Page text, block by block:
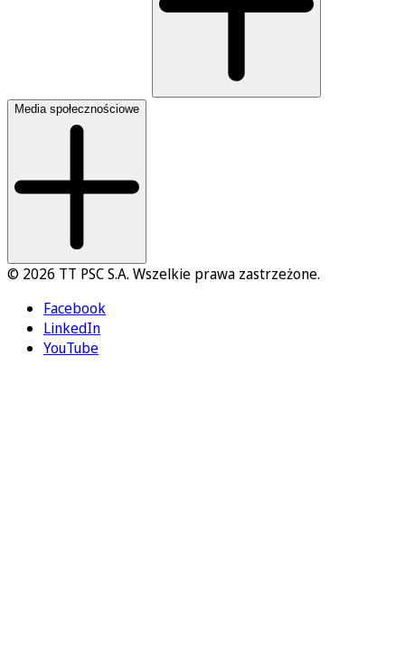
Media społecznościowe
© 2026 TT PSC S.A. Wszelkie prawa zastrzeżone.
Facebook
LinkedIn
YouTube